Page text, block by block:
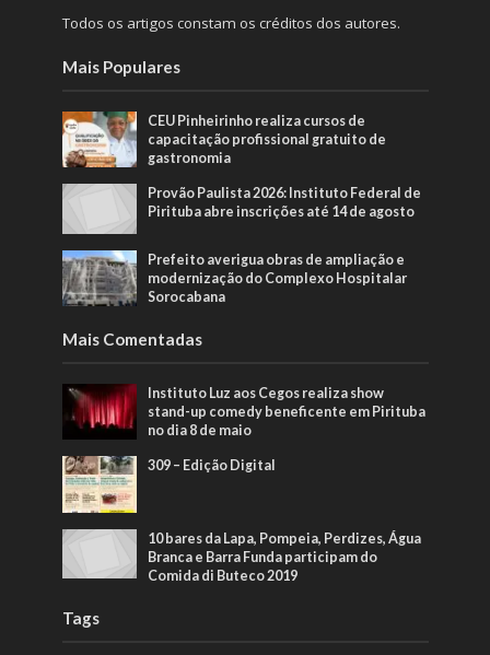
Todos os artigos constam os créditos dos autores.
Mais Populares
CEU Pinheirinho realiza cursos de
capacitação profissional gratuito de
gastronomia
Provão Paulista 2026: Instituto Federal de
Pirituba abre inscrições até 14 de agosto
Prefeito averigua obras de ampliação e
modernização do Complexo Hospitalar
Sorocabana
Mais Comentadas
Instituto Luz aos Cegos realiza show
stand-up comedy beneficente em Pirituba
no dia 8 de maio
309 – Edição Digital
10 bares da Lapa, Pompeia, Perdizes, Água
Branca e Barra Funda participam do
Comida di Buteco 2019
Tags